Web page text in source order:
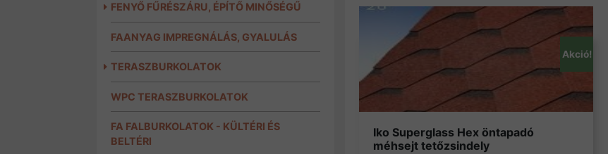
FENYŐ FŰRÉSZÁRU, ÉPÍTŐ MINŐSÉGŰ
FAANYAG IMPREGNÁLÁS, GYALULÁS
TERASZBURKOLATOK
WPC TERASZBURKOLATOK
FA FALBURKOLATOK - KÜLTÉRI ÉS
BELTÉRI
Akció!
Iko Superglass Hex öntapadó
méhsejt tetőzsindely